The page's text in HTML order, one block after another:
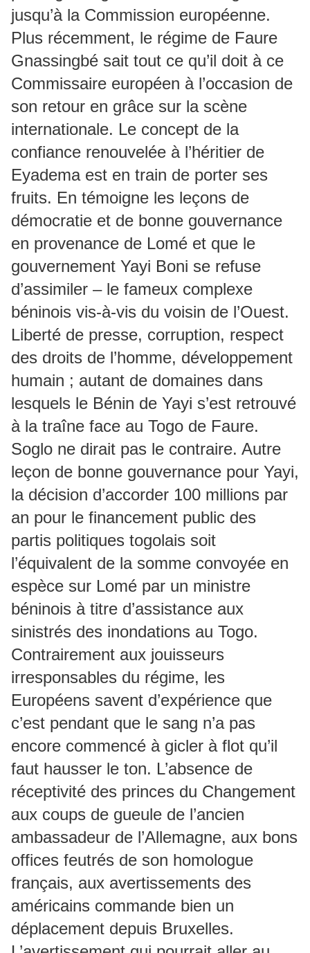
jusqu’à la Commission européenne.
Plus récemment, le régime de Faure
Gnassingbé sait tout ce qu’il doit à ce
Commissaire européen à l’occasion de
son retour en grâce sur la scène
internationale. Le concept de la
confiance renouvelée à l’héritier de
Eyadema est en train de porter ses
fruits. En témoigne les leçons de
démocratie et de bonne gouvernance
en provenance de Lomé et que le
gouvernement Yayi Boni se refuse
d’assimiler – le fameux complexe
béninois vis-à-vis du voisin de l’Ouest.
Liberté de presse, corruption, respect
des droits de l’homme, développement
humain ; autant de domaines dans
lesquels le Bénin de Yayi s’est retrouvé
à la traîne face au Togo de Faure.
Soglo ne dirait pas le contraire. Autre
leçon de bonne gouvernance pour Yayi,
la décision d’accorder 100 millions par
an pour le financement public des
partis politiques togolais soit
l’équivalent de la somme convoyée en
espèce sur Lomé par un ministre
béninois à titre d’assistance aux
sinistrés des inondations au Togo.
Contrairement aux jouisseurs
irresponsables du régime, les
Européens savent d’expérience que
c’est pendant que le sang n’a pas
encore commencé à gicler à flot qu’il
faut hausser le ton. L’absence de
réceptivité des princes du Changement
aux coups de gueule de l’ancien
ambassadeur de l’Allemagne, aux bons
offices feutrés de son homologue
français, aux avertissements des
américains commande bien un
déplacement depuis Bruxelles.